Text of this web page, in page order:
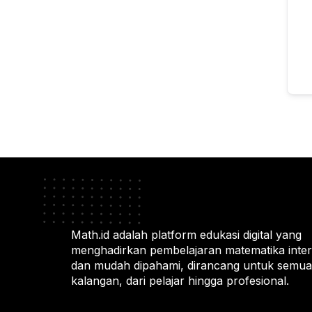
Math.id adalah platform edukasi digital yang
menghadirkan pembelajaran matematika
dan mudah dipahami, dirancang untuk semua
kalangan, dari pelajar hingga profesional.